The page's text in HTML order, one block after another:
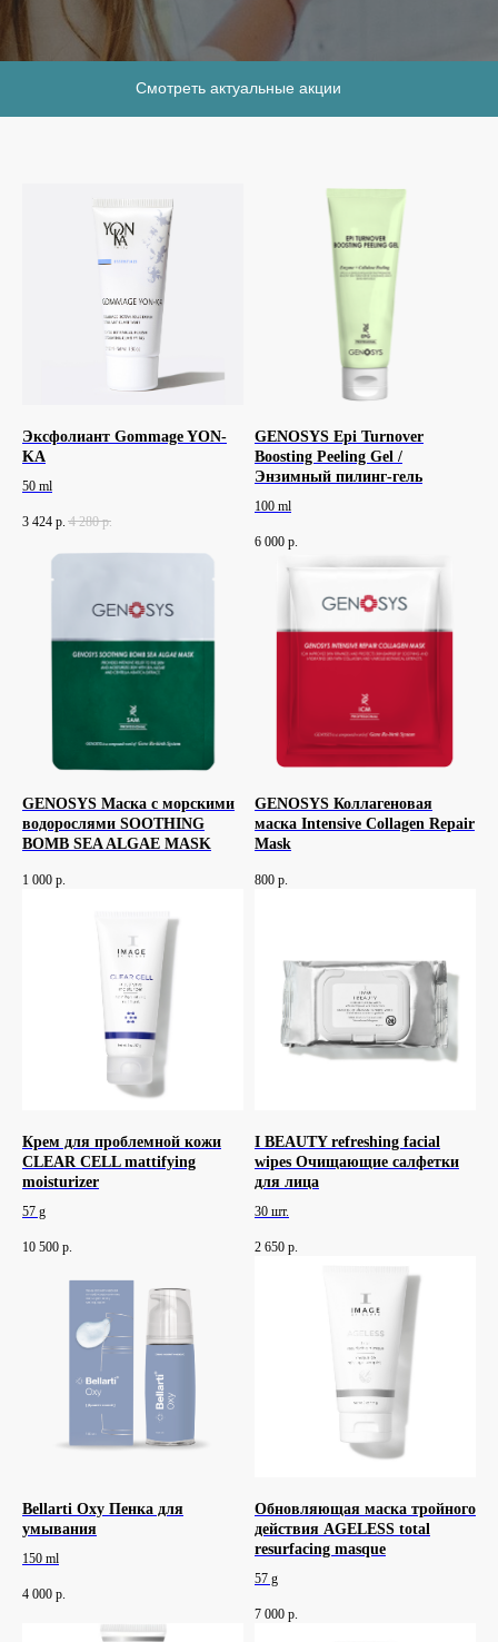
Смотреть актуальные акции
Эксфолиант Gommage YON-
KA
50 ml
3 424 р. 4 280 р.
GENOSYS Epi Turnover
Boosting Peeling Gel /
Энзимный пилинг-гель
100 ml
6 000 р.
GENOSYS Маска с морскими
водорослями SOOTHING
BOMB SEA ALGAE MASK
1 000 р.
GENOSYS Коллагеновая
маска Intensive Collagen Repair
Mask
800 р.
Крем для проблемной кожи
CLEAR CELL mattifying
moisturizer
57 g
10 500 р.
I BEAUTY refreshing facial
wipes Очищающие салфетки
для лица
30 шт.
2 650 р.
Bellarti Oxy Пенка для
умывания
150 ml
4 000 р.
Обновляющая маска тройного
действия AGELESS total
resurfacing masque
57 g
7 000 р.